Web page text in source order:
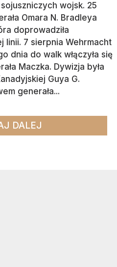
wojsk. 25
Omara N. Bradleya
doprowadziła
linii. 7 sierpnia Wehrmacht
dnia do walk włączyła się
Maczka. Dywizja była
Guya G.
generała...
DALEJ